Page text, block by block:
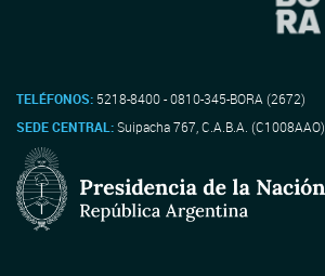
TELÉFONOS: 5218-8400 - 0810-345-BORA (2672)
SEDE CENTRAL:Suipacha 767, C.A.B.A. (C1008AAO)